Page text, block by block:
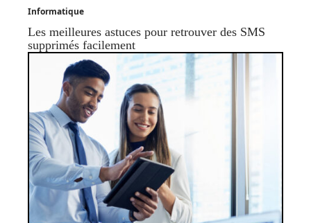
Informatique
Les meilleures astuces pour retrouver des SMS
supprimés facilement